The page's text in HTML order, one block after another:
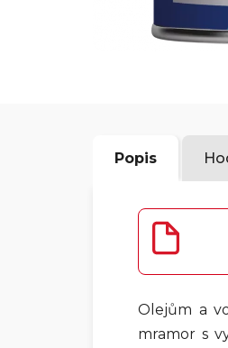
Popis
Olejům a
mramor s